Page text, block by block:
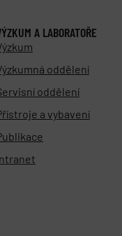
A LABORATOŘE
oddělení
oddělení
a vybavení